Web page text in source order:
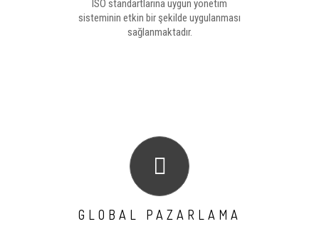
ISO standartlarına uygun yönetim
sisteminin etkin bir şekilde uygulanması
sağlanmaktadır.
GLOBAL PAZARLAMA